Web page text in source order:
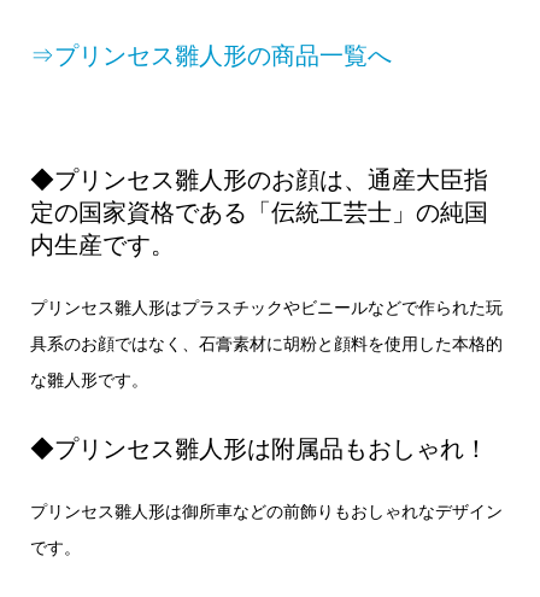
⇒プリンセス雛人形の商品一覧へ
◆プリンセス雛人形のお顔は、通産大臣指
定の国家資格である「伝統工芸士」の純国
内生産です。
プリンセス雛人形はプラスチックやビニールなどで作られた玩
具系のお顔ではなく、石膏素材に胡粉と顔料を使用した本格的
な雛人形です。
◆プリンセス雛人形は附属品もおしゃれ！
プリンセス雛人形は御所車などの前飾りもおしゃれなデザイン
です。